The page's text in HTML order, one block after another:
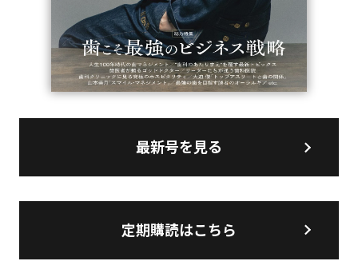
最新号を見る
定期購読はこちら